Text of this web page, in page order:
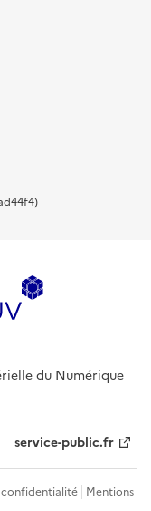
du Numérique
service-public.fr
Mentions